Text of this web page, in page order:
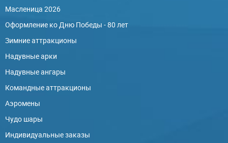
Масленица 2026
Оформление ко Дню Победы - 80 лет
Зимние аттракционы
Надувные арки
Надувные ангары
Командные аттракционы
Аэромены
Чудо шары
Индивидуальные заказы